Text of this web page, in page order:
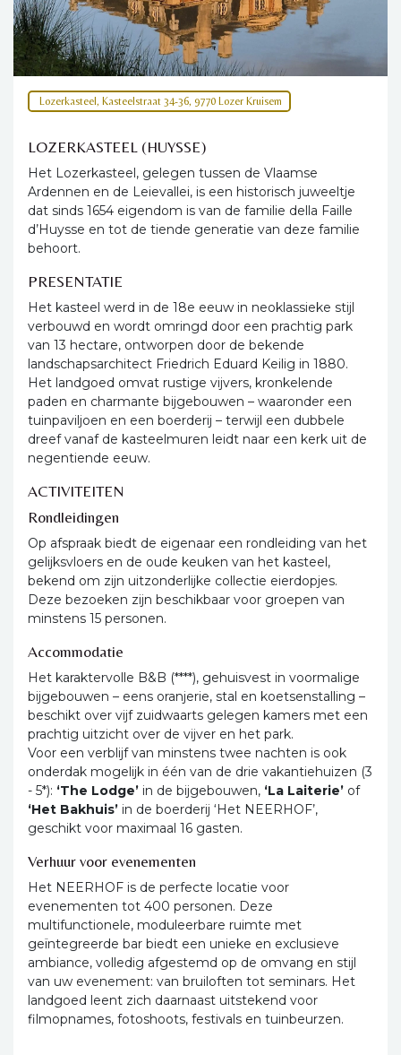
Lozerkasteel, Kasteelstraat 34-36, 9770 Lozer Kruisem
LOZERKASTEEL (HUYSSE)
Het Lozerkasteel, gelegen tussen de Vlaamse
Ardennen en de Leievallei, is een historisch juweeltje
dat sinds 1654 eigendom is van de familie della Faille
d’Huysse en tot de tiende generatie van deze familie
behoort.
PRESENTATIE
Het kasteel werd in de 18e eeuw in neoklassieke stijl
verbouwd en wordt omringd door een prachtig park
van 13 hectare, ontworpen door de bekende
landschapsarchitect Friedrich Eduard Keilig in 1880.
Het landgoed omvat rustige vijvers, kronkelende
paden en charmante bijgebouwen – waaronder een
tuinpaviljoen en een boerderij – terwijl een dubbele
dreef vanaf de kasteelmuren leidt naar een kerk uit de
negentiende eeuw.
ACTIVITEITEN
Rondleidingen
Op afspraak biedt de eigenaar een rondleiding van het
gelijksvloers en de oude keuken van het kasteel,
bekend om zijn uitzonderlijke collectie eierdopjes.
Deze bezoeken zijn beschikbaar voor groepen van
minstens 15 personen.
Accommodatie
Het karaktervolle B&B (****), gehuisvest in voormalige
bijgebouwen – eens oranjerie, stal en koetsenstalling –
beschikt over vijf zuidwaarts gelegen kamers met een
prachtig uitzicht over de vijver en het park.
Voor een verblijf van minstens twee nachten is ook
onderdak mogelijk in één van de drie vakantiehuizen (3
- 5*): ‘The Lodge’ in de bijgebouwen, ‘La Laiterie’ of
‘Het Bakhuis’ in de boerderij ‘Het NEERHOF’,
geschikt voor maximaal 16 gasten.
Verhuur voor evenementen
Het NEERHOF is de perfecte locatie voor
evenementen tot 400 personen. Deze
multifunctionele, moduleerbare ruimte met
geïntegreerde bar biedt een unieke en exclusieve
ambiance, volledig afgestemd op de omvang en stijl
van uw evenement: van bruiloften tot seminars. Het
landgoed leent zich daarnaast uitstekend voor
filmopnames, fotoshoots, festivals en tuinbeurzen.